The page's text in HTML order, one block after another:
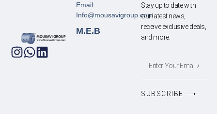
Email:
Info@mousavigroup.com
M.E.B
Stay up to date with
our latest news,
receive exclusive deals,
and more.
SUBSCRIBE ⟶